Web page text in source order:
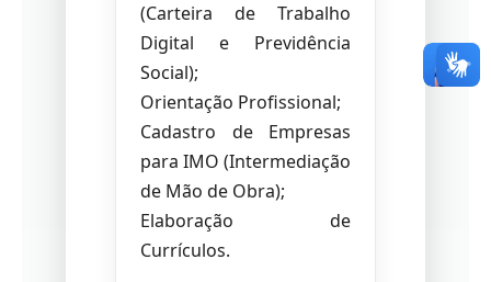
(Carteira de Trabalho
Digital e Previdência
Social);
Orientação Profissional;
Cadastro de Empresas
para IMO (Intermediação
de Mão de Obra);
Elaboração de
Currículos.